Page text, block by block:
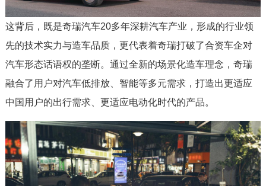
这背后，既是奇瑞汽车20多年深耕汽车产业，形成的行业领
先的技术实力与造车品质，更代表着奇瑞打破了合资车企对
汽车形态话语权的垄断。通过全新的场景化造车理念，奇瑞
融合了用户对汽车低排放、智能等多元需求，打造出更适应
中国用户的出行需求、更适应电动化时代的产品。